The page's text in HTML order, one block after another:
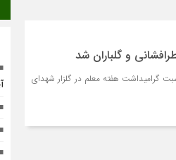
و گلباران شد
گرامیداشت هفته معلم در گلزار شهدای